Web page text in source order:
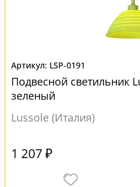
LSP-0191
Подвесной светильник
зеленый
Lussole (Италия)
1 207 ₽